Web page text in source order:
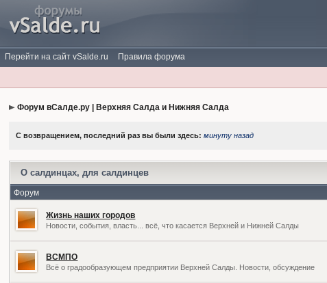
Перейти на сайт vSalde.ru Правила форума
Форум вСалде.ру | Верхняя Салда и Нижняя Салда
С возвращением, последний раз вы были здесь:минуту назад
О салдинцах, для салдинцев
Форум
Жизнь наших городов
Новости, события, власть... всё, что касается Верхней и Нижней Салды
ВСМПО
Всё о градообразующем предприятии Верхней Салды. Новости, обсуждение